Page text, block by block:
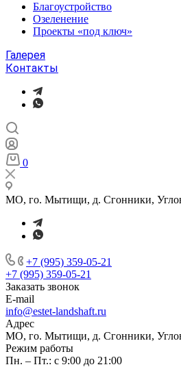
Благоустройство
Озеленение
Проекты «под ключ»
Галерея
Контакты
0
МО, го. Мытищи, д. Сгонники,
+7 (995) 359-05-21
+7 (995) 359-05-21
Заказать звонок
E-mail
info@estet-landshaft.ru
Адрес
МО, го. Мытищи, д. Сгонники,
Режим работы
Пн. – Пт.: с 9:00 до 21:00